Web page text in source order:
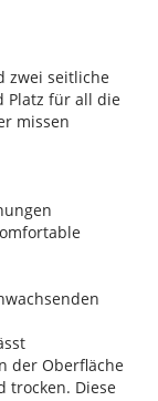
zwei seitliche
Platz für all die
missen
der Oberfläche
trocken. Diese